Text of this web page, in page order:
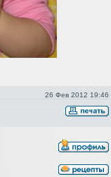
26 Фев 2012 19:46